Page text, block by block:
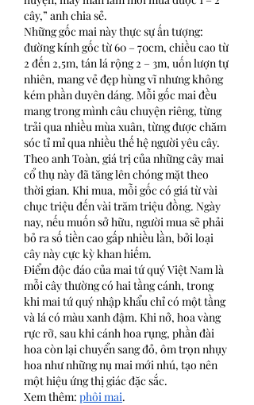
cây,” anh chia sẻ.
Những gốc mai này thực sự ấn tượng:
đường kính gốc từ 60 – 70cm, chiều cao từ
2 đến 2,5m, tán lá rộng 2 – 3m, uốn lượn tự
nhiên, mang vẻ đẹp hùng vĩ nhưng không
kém phần duyên dáng. Mỗi gốc mai đều
mang trong mình câu chuyện riêng, từng
trải qua nhiều mùa xuân, từng được chăm
sóc tỉ mỉ qua nhiều thế hệ người yêu cây.
Theo anh Toàn, giá trị của những cây mai
cổ thụ này đã tăng lên chóng mặt theo
thời gian. Khi mua, mỗi gốc có giá từ vài
chục triệu đến vài trăm triệu đồng. Ngày
nay, nếu muốn sở hữu, người mua sẽ phải
bỏ ra số tiền cao gấp nhiều lần, bởi loại
cây này cực kỳ khan hiếm.
Điểm độc đáo của mai tứ quý Việt Nam là
mỗi cây thường có hai tầng cánh, trong
khi mai tứ quý nhập khẩu chỉ có một tầng
và lá có màu xanh đậm. Khi nở, hoa vàng
rực rỡ, sau khi cánh hoa rụng, phần đài
hoa còn lại chuyển sang đỏ, ôm trọn nhụy
hoa như những nụ mai mới nhú, tạo nên
một hiệu ứng thị giác đặc sắc.
Xem thêm: phôi mai.